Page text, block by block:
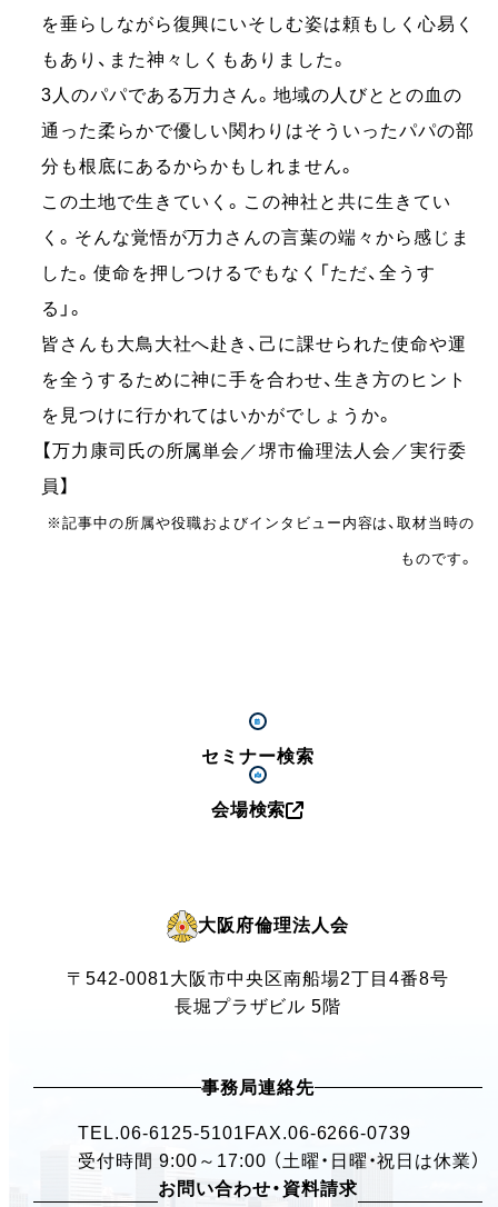
を垂らしながら復興にいそしむ姿は頼もしく心易く
もあり、また神々しくもありました。
3人のパパである万力さん。地域の人びととの血の
通った柔らかで優しい関わりはそういったパパの部
分も根底にあるからかもしれません。
この土地で生きていく。この神社と共に生きてい
く。そんな覚悟が万力さんの言葉の端々から感じま
した。使命を押しつけるでもなく「ただ、全うす
る」。
皆さんも大鳥大社へ赴き、己に課せられた使命や運
を全うするために神に手を合わせ、生き方のヒント
を見つけに行かれてはいかがでしょうか。
【万力康司氏の所属単会／堺市倫理法人会／実行委
員】
※記事中の所属や役職およびインタビュー内容は、取材当時の
ものです。
セミナー検索
会場検索
大阪府倫理法人会
〒542-0081大阪市中央区南船場2丁目4番8号
長堀プラザビル 5階
事務局連絡先
TEL.06-6125-5101 FAX.06-6266-0739
受付時間 9:00～17:00 （土曜・日曜・祝日は休業）
お問い合わせ・資料請求